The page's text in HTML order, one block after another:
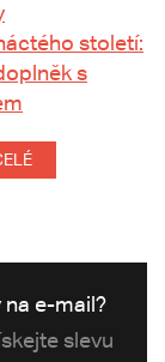
století:
s
e-mail?
slevu